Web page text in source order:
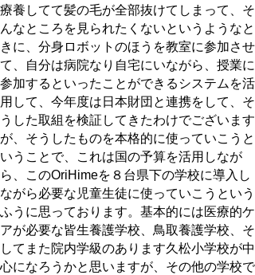
療養してて髪の毛が全部抜けてしまって、そ
んなところを見られたくないというようなと
きに、分身ロボットのほうを教室に参加させ
て、自分は病院なり自宅にいながら、授業に
参加するといったことができるシステムを活
用して、今年度は日本財団と連携をして、そ
うした取組を検証してきたわけでございます
が、そうしたものを本格的に使っていこうと
いうことで、これは国の予算を活用しなが
ら、このOriHimeを８台県下の学校に導入し
ながら必要な児童生徒に使っていこうという
ふうに思っております。基本的には医療的ケ
アが必要な皆生養護学校、鳥取養護学校、そ
してまた院内学級のあります久松小学校が中
心になろうかと思いますが、その他の学校で